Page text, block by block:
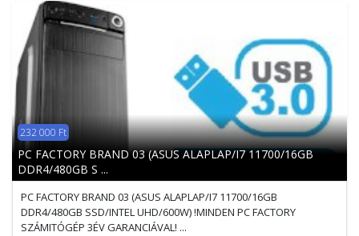
232 000 Ft
PC FACTORY BRAND 03 (ASUS ALAPLAP/I7 11700/16GB
DDR4/480GB S ...
PC FACTORY BRAND 03 (ASUS ALAPLAP/I7 11700/16GB
DDR4/480GB SSD/INTEL UHD/600W) !MINDEN PC FACTORY
SZÁMITÓGÉP 3ÉV GARANCIÁVAL! ...